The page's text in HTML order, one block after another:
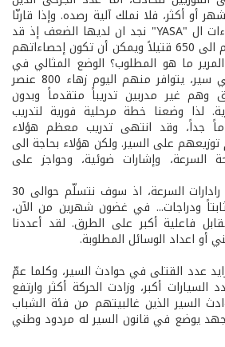
أو أكثر، فلا نملك آلية رصده. وإذا قارنّا
هذه الإحصاءات مع احصاءات ال "YASA" نجد ان لديها الضعف إذ قد
تصل الأرقام التي بحوزتهم الى 650 قتيلاً ويمكن أن تكون إحصاءاتهم
المرير ما هو المطلوب؟ الوضع المثالي في
لبنان يتطلب 2200 شرطي سير، يتوافر منهم اليوم زهاء 800 عنصر
غير مدربين تدريباً متقدماً وبدون
لذا وضعنا خطة مرحلية فورية لتدريب
جداً، وقد انتهى تدريب معظم هؤلاء
وتم توزيعهم على السير. ولكن هؤلاء بحاجة الى
السرعة، وإشارات ضوئية، وحواجز على
ونحن حالياً بصدد تحقيق رادارات السرعة، اذ سوف نتسلّم حوالى 30
و30 راداراً ثابتاً ودراجات... في غضون شهرين من الآن،
فاعلية أكبر على الطرق. لقد أعددنا
أو اعداد الوسائل المطلوبة.
عدد القتلى في حوادث السير، وكلما عمّ
السيارات أكبر، وزادت الحركة أكثر وارتفع
السير الذين غالبيتهم من فئة الشباب
يوضع في قانون السير له مردود وطني